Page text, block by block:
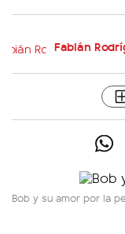
Fabián
Bob y su amor por la